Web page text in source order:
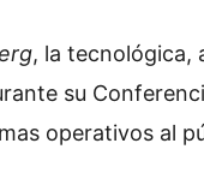
, la tecnológica,
su
operativos al